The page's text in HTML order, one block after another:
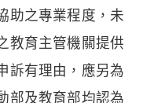
助之專業程度，未
教育主管機關提供
有理由，應另為
部及教育部均認為